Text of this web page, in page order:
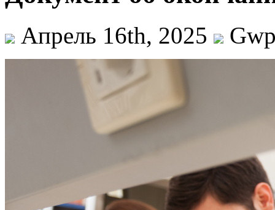
Апрель 16th, 2025